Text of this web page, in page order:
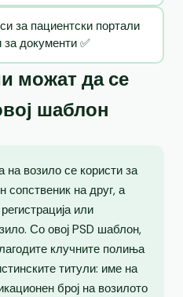
за пациентски портали
документи ✅
можат да се
шаблон
на возило се користи за
сопственик на друг, а
или
Со овој PSD шаблон,
клучните полиња
титули: име на
број на возилото